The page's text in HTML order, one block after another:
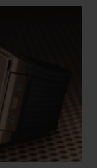
10,
totalmente
formato